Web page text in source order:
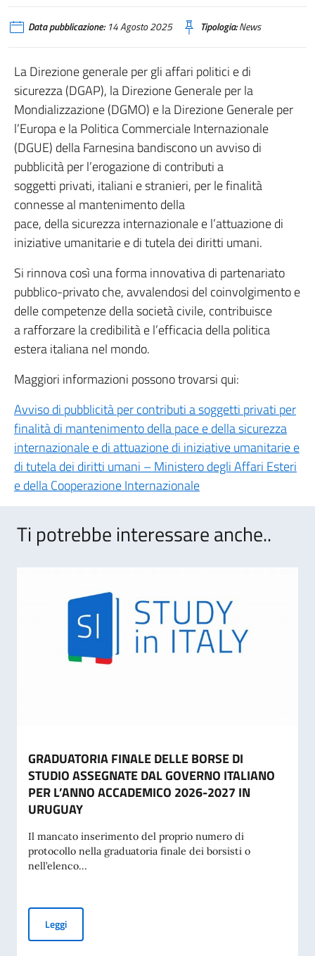
Data pubblicazione:14 Agosto 2025 Tipologia:News
La Direzione generale per gli affari politici e di
sicurezza (DGAP), la Direzione Generale per la
Mondializzazione (DGMO) e la Direzione Generale per
l’Europa e la Politica Commerciale Internazionale
(DGUE) della Farnesina bandiscono un avviso di
pubblicità per l’erogazione di contributi a
soggetti privati, italiani e stranieri, per le finalità
connesse al mantenimento della
pace, della sicurezza internazionale e l’attuazione di
iniziative umanitarie e di tutela dei diritti umani.
Si rinnova così una forma innovativa di partenariato
pubblico-privato che, avvalendosi del coinvolgimento e
delle competenze della società civile, contribuisce
a rafforzare la credibilità e l’efficacia della politica
estera italiana nel mondo.
Maggiori informazioni possono trovarsi qui:
Avviso di pubblicità per contributi a soggetti privati per
finalità di mantenimento della pace e della sicurezza
internazionale e di attuazione di iniziative umanitarie e
di tutela dei diritti umani – Ministero degli Affari Esteri
e della Cooperazione Internazionale
Ti potrebbe interessare anche..
GRADUATORIA FINALE DELLE BORSE DI
STUDIO ASSEGNATE DAL GOVERNO ITALIANO
PER L’ANNO ACCADEMICO 2026-2027 IN
URUGUAY
Il mancato inserimento del proprio numero di
protocollo nella graduatoria finale dei borsisti o
nell’elenco...
LeggiGRADUATORIA FINALE DELLE BORSE DI STUDIO